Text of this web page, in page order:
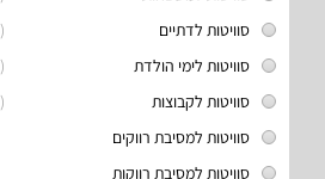
(14)
סוויטות לדתיים
(12)
סוויטות לימי הולדת
(12)
סוויטות לקבוצות
סוויטות למסיבת רווקים
סוויטות למסיבת רווקות